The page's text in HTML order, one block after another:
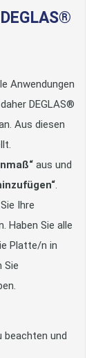
Anwendungen
DEGLAS®
Aus diesen
aus und
.
Ihre
Haben Sie alle
Platte/n in
Sie
beachten und